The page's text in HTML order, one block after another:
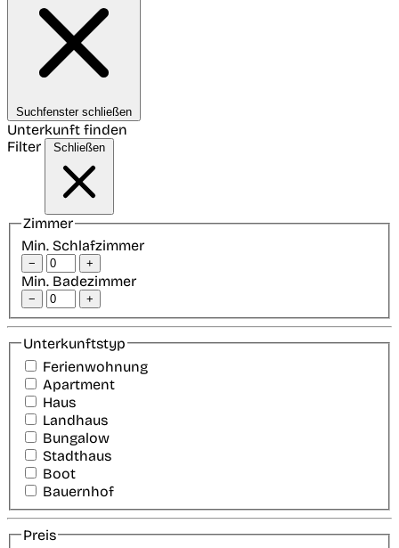
Suchfenster schließen
Unterkunft finden
Filter
Schließen
Zimmer
Min. Schlafzimmer
− +
Min. Badezimmer
− +
Unterkunftstyp
Ferienwohnung
Apartment
Haus
Landhaus
Bungalow
Stadthaus
Boot
Bauernhof
Preis